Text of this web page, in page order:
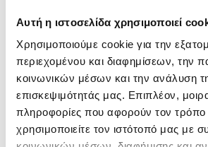
Αυτή η ιστοσελίδα χρησιμοποιεί
Χρησιμοποιούμε cookie για την
περιεχομένου και διαφημίσεων, την
κοινωνικών μέσων και την ανάλυση
επισκεψιμότητάς μας. Επιπλέον,
πληροφορίες που αφορούν τον
χρησιμοποιείτε τον ιστότοπό μας με